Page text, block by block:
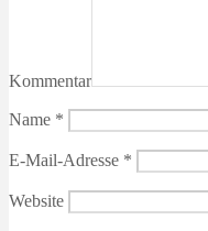
Kommentar
Name *
E-Mail-Adresse *
Website